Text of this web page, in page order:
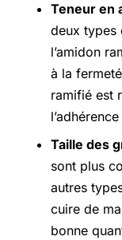
Teneur en
deux types
l’amidon
à la
ramifié est
Taille des
sont plus
autres
cuire de
bonne